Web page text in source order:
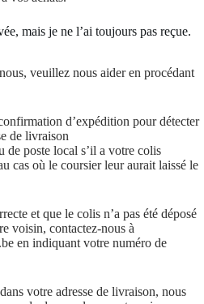
mais je ne l’ai toujours pas reçue.
veuillez nous aider en procédant
d’expédition pour détecter
de livraison
de poste local s’il a votre colis
cas où le coursier leur aurait laissé le
et que le colis n’a pas été déposé
voisin, contactez-nous à
en indiquant votre numéro de
votre adresse de livraison, nous